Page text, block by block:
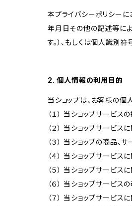
本プライバシーポリシー
年月日その他の記述等に
す。）、もしくは個人識別
2. 個人情報の利用目的
当ショップは、お客様の個
（１） 当ショップサービス
（２） 当ショップサービ
（３） 当ショップの商品、
（４） 当ショップサービス
（５） 当ショップサービ
（６） 当ショップサービ
（７） 当ショップサービ